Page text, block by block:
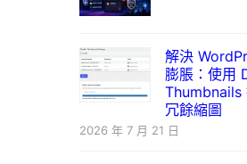
解決
膨脹：使用
Thumbnails
冗餘縮圖
2026 年 7 月 21 日